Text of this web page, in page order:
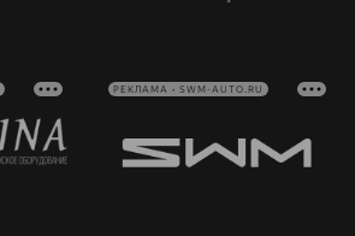
РЕКЛАМА • SWM-AUTO.RU